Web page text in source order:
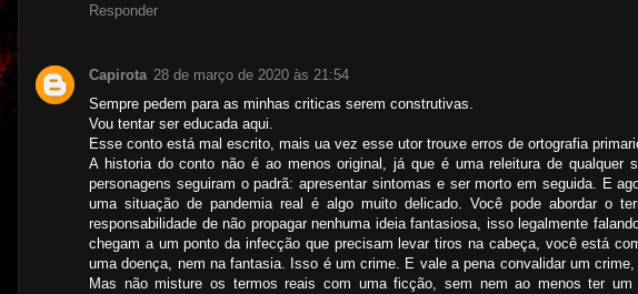
Responder
Capirota 28 de março de 2020 às 21:54
Sempre pedem para as minhas criticas serem construtivas.
Vou tentar ser educada aqui.
Esse conto está mal escrito, mais ua vez esse utor trouxe erros de ortografia
A historia do conto não é ao menos original, já que é uma releitura de qualquer
personagens seguiram o padrã: apresentar sintomas e ser morto em seguida. E
uma situação de pandemia real é algo muito delicado. Você pode abordar
responsabilidade de não propagar nenhuma ideia fantasiosa, isso legalmente
chegam a um ponto da infecção que precisam levar tiros na cabeça, você está
uma doença, nem na fantasia. Isso é um crime. E vale a pena convalidar um
Mas não misture os termos reais com uma ficção, sem nem ao menos ter